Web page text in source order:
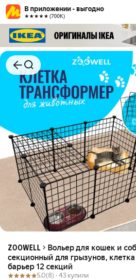
В приложении - выгодно
★★★★★ (700К)
ZOOWELL
Вольер для кошек и
секционный для грызунов,
барьер 12 секций
5.0(8) · 43 купили